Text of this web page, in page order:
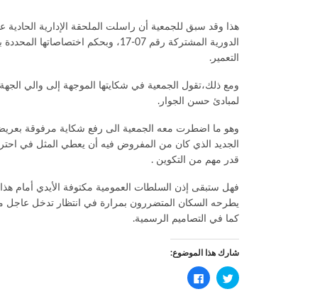
هذا وقد سبق للجمعية أن راسلت الملحقة الإدارية
التعمير.
ومع ذلك،تقول الجمعية في شكايتها الموجهة إلى والي
لمبادئ حسن الجوار.
وهو ما اضطرت معه الجمعية الى رفع شكاية مرفوقة
الجديد الذي كان من المفروض فيه أن يعطي المثل في
قدر مهم من التكوين .
فهل ستبقى إذن السلطات العمومية مكتوفة الأيدي أمام
يطرحه السكان المتضررون بمرارة في انتظار تدخل عاجل من
كما في التصاميم الرسمية.
شارك هذا الموضوع:
اضغط
للمشاركة
انقر
للمشاركة